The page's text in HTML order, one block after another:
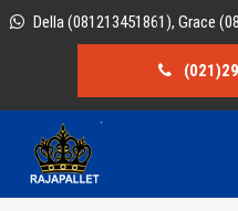
Della (081213451861), Grace